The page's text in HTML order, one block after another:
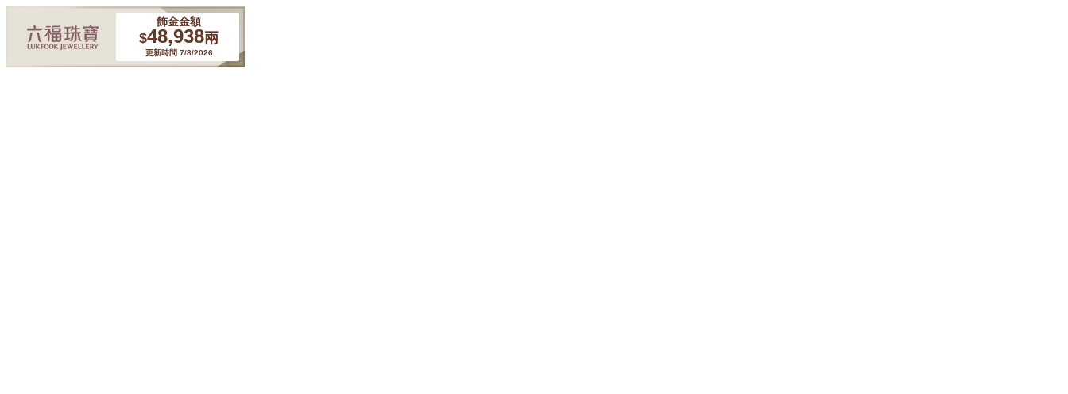
飾金金額
$48,938兩
更新時間:7/8/2026